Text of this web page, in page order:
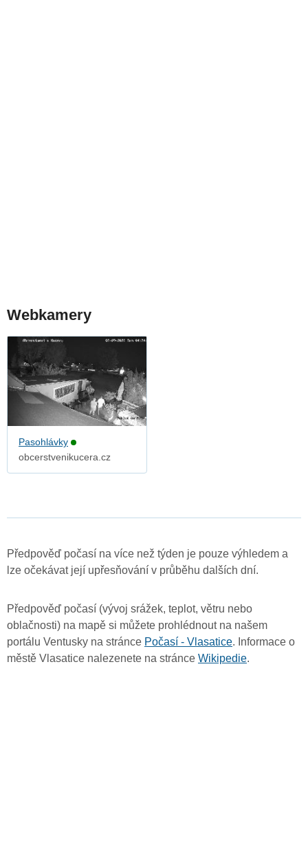
Webkamery
Pasohlávky
obcerstvenikucera.cz
Předpověď počasí na více než týden je pouze výhledem a
lze očekávat její upřesňování v průběhu dalších dní.
Předpověď počasí (vývoj srážek, teplot, větru nebo
oblačnosti) na mapě si můžete prohlédnout na našem
portálu Ventusky na stránce Počasí - Vlasatice. Informace o
městě Vlasatice nalezenete na stránce Wikipedie.